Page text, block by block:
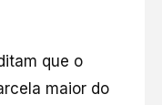
que o
maior do